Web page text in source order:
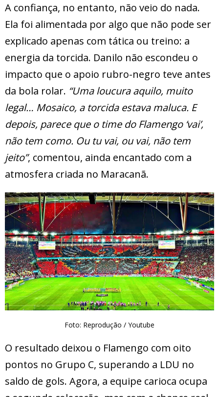
A confiança, no entanto, não veio do nada.
Ela foi alimentada por algo que não pode ser
explicado apenas com tática ou treino: a
energia da torcida. Danilo não escondeu o
impacto que o apoio rubro-negro teve antes
da bola rolar. “Uma loucura aquilo, muito
legal… Mosaico, a torcida estava maluca. E
depois, parece que o time do Flamengo ‘vai’,
não tem como. Ou tu vai, ou vai, não tem
jeito”, comentou, ainda encantado com a
atmosfera criada no Maracanã.
Foto: Reprodução / Youtube
O resultado deixou o Flamengo com oito
pontos no Grupo C, superando a LDU no
saldo de gols. Agora, a equipe carioca ocupa